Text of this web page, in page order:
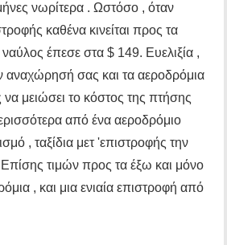
νωρίτερα . Ωστόσο , όταν
καθένα κινείται προς τα
έπεσε στα $ 149. Ευελιξία ,
αναχώρησή σας και τα αεροδρόμια
να μειώσει το κόστος της πτήσης
από ένα αεροδρόμιο
, ταξίδια μετ 'επιστροφής την
τιμών προς τα έξω και μόνο
, και μια ενιαία επιστροφή από